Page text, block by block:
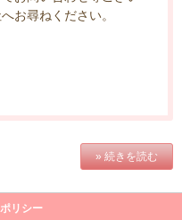
お尋ねください。
» 続きを読む
リシー